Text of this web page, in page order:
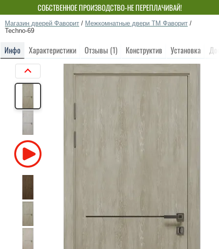
СОБСТВЕННОЕ ПРОИЗВОДСТВО-НЕ ПЕРЕПЛАЧИВАЙ!
Магазин дверей Фаворит / Межкомнатные двери ТМ Фаворит /
Techno-69
Инфо Характеристики Отзывы (1) Конструктив Установка